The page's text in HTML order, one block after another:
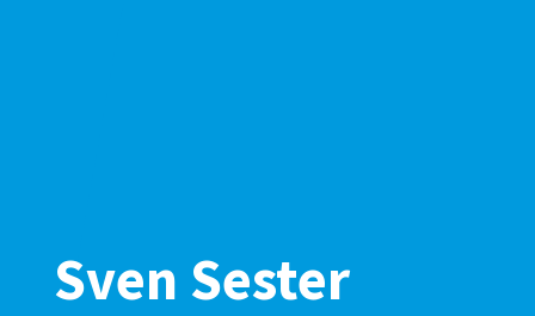
Sven Sester